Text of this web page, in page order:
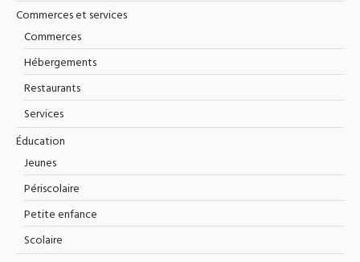
Commerces et services
Commerces
Hébergements
Restaurants
Services
Éducation
Jeunes
Périscolaire
Petite enfance
Scolaire